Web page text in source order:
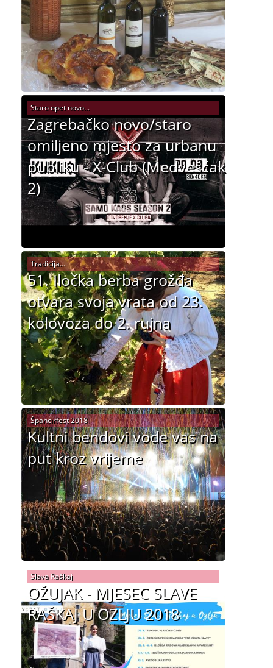
Zagrebačko novo/staro
omiljeno mjesto za urbanu
publiku - X-Club (Medvešćak
2)
Staro opet novo...
51. Iločka berba grožđa
otvara svoja vrata od 23.
kolovoza do 2. rujna
Tradicija...
Kultni bendovi vode vas na
put kroz vrijeme
Špancirfest 2018
OŽUJAK - MJESEC SLAVE
RAŠKAJ U OZLJU 2018
Slava Raškaj